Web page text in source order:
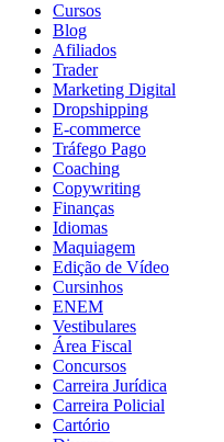
Cursos
Blog
Afiliados
Trader
Marketing Digital
Dropshipping
E-commerce
Tráfego Pago
Coaching
Copywriting
Finanças
Idiomas
Maquiagem
Edição de Vídeo
Cursinhos
ENEM
Vestibulares
Área Fiscal
Concursos
Carreira Jurídica
Carreira Policial
Cartório